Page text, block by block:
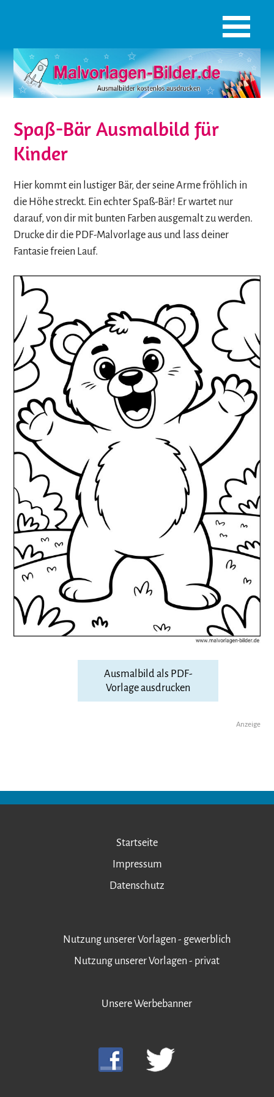
Spaß-Bär Ausmalbild für
Kinder
Hier kommt ein lustiger Bär, der seine Arme fröhlich in
die Höhe streckt. Ein echter Spaß-Bär! Er wartet nur
darauf, von dir mit bunten Farben ausgemalt zu werden.
Drucke dir die PDF-Malvorlage aus und lass deiner
Fantasie freien Lauf.
Ausmalbild als PDF-
Vorlage ausdrucken
Anzeige
Startseite
Impressum
Datenschutz
Nutzung unserer Vorlagen - gewerblich
Nutzung unserer Vorlagen - privat
Unsere Werbebanner